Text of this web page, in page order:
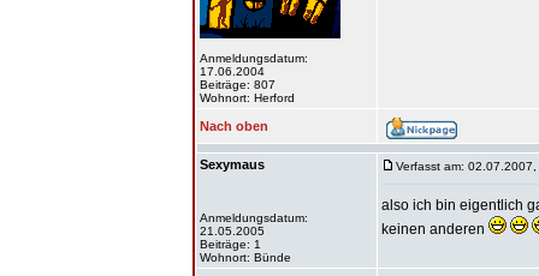
Anmeldungsdatum:
17.06.2004
Beiträge: 807
Wohnort: Herford
Nach oben
Sexymaus
Anmeldungsdatum:
21.05.2005
Beiträge: 1
Wohnort: Bünde
Verfasst am:
also ich bin eigentlich
keinen anderen